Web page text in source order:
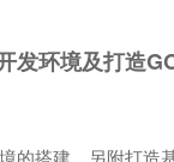
发环境及打造
的搭建，另附打